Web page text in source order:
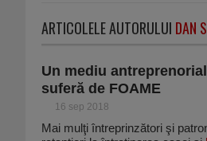
ARTICOLELE AUTORULUI DAN
Un mediu
suferă de FOAME
16 sep 2018
Mai mulţi întreprinzători şi